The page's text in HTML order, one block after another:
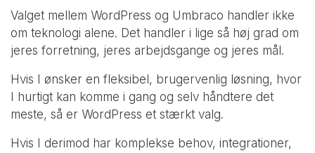
Valget mellem WordPress og Umbraco handler ikke
om teknologi alene. Det handler i lige så høj grad om
jeres forretning, jeres arbejdsgange og jeres mål.
Hvis I ønsker en fleksibel, brugervenlig løsning, hvor
I hurtigt kan komme i gang og selv håndtere det
meste, så er WordPress et stærkt valg.
Hvis I derimod har komplekse behov, integrationer,